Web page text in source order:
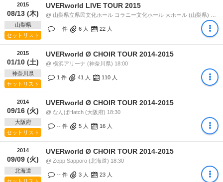
2015
08/13 (木)
山梨県
セットリスト
UVERworld LIVE TOUR 2015
-- 件 6 人 22 人
2015
01/10 (土)
神奈川県
セットリスト
UVERworld Ø CHOIR TOUR 2014-2015
@ 横浜アリーナ (神奈川県) 18:00
1 件 41 人 110 人
2014
09/16 (火)
大阪府
セットリスト
UVERworld Ø CHOIR TOUR 2014-2015
@ なんばHatch (大阪府) 18:30
-- 件 5 人 16 人
2014
09/09 (火)
北海道
セットリスト
UVERworld Ø CHOIR TOUR 2014-2015
@ Zepp Sapporo (北海道) 18:30
-- 件 3 人 23 人